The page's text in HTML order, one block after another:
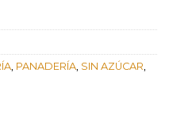
PANADERÍA SIN AZÚCAR